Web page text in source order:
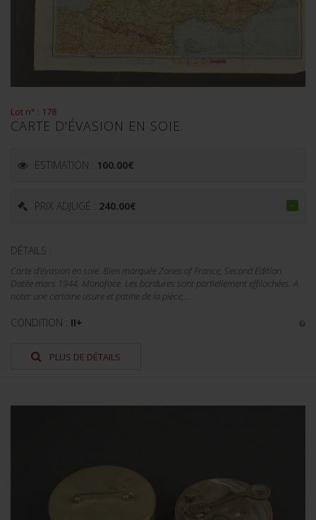
Lot n° : 178
CARTE D'ÉVASION EN SOIE.
ESTIMATION : 100.00€
PRIX ADJUGÉ : 240.00€
DÉTAILS :
Carte d'évasion en soie. Bien marquée Zones of France, Second Edition.
Datée mars 1944. Monoface. Les bordures sont partiellement effilochées. A
noter une certaine usure et patine de la pièce,...
CONDITION : II+
PLUS DE DÉTAILS